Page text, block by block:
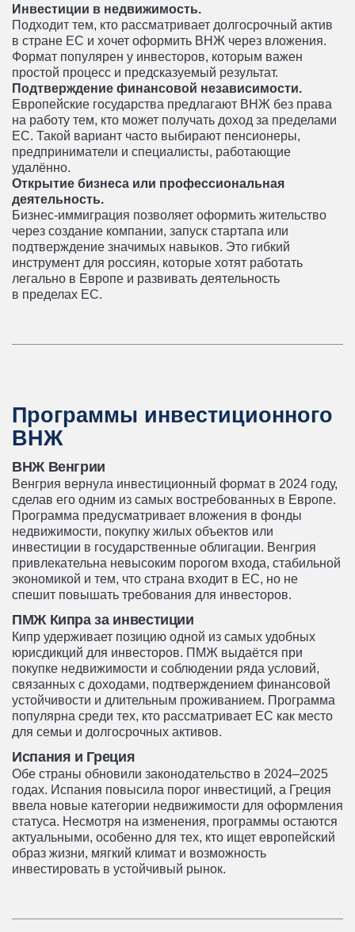
Инвестиции в недвижимость.
Подходит тем, кто рассматривает долгосрочный актив
в стране ЕС и хочет оформить ВНЖ через вложения.
Формат популярен у инвесторов, которым важен
простой процесс и предсказуемый результат.
Подтверждение финансовой независимости.
Европейские государства предлагают ВНЖ без права
на работу тем, кто может получать доход за пределами
ЕС. Такой вариант часто выбирают пенсионеры,
предприниматели и специалисты, работающие
удалённо.
Открытие бизнеса или профессиональная
деятельность.
Бизнес-иммиграция позволяет оформить жительство
через создание компании, запуск стартапа или
подтверждение значимых навыков. Это гибкий
инструмент для россиян, которые хотят работать
легально в Европе и развивать деятельность
в пределах ЕС.
Программы инвестиционного
ВНЖ
ВНЖ Венгрии
Венгрия вернула инвестиционный формат в 2024 году,
сделав его одним из самых востребованных в Европе.
Программа предусматривает вложения в фонды
недвижимости, покупку жилых объектов или
инвестиции в государственные облигации. Венгрия
привлекательна невысоким порогом входа, стабильной
экономикой и тем, что страна входит в ЕС, но не
спешит повышать требования для инвесторов.
ПМЖ Кипра за инвестиции
Кипр удерживает позицию одной из самых удобных
юрисдикций для инвесторов. ПМЖ выдаётся при
покупке недвижимости и соблюдении ряда условий,
связанных с доходами, подтверждением финансовой
устойчивости и длительным проживанием. Программа
популярна среди тех, кто рассматривает ЕС как место
для семьи и долгосрочных активов.
Испания и Греция
Обе страны обновили законодательство в 2024–2025
годах. Испания повысила порог инвестиций, а Греция
ввела новые категории недвижимости для оформления
статуса. Несмотря на изменения, программы остаются
актуальными, особенно для тех, кто ищет европейский
образ жизни, мягкий климат и возможность
инвестировать в устойчивый рынок.